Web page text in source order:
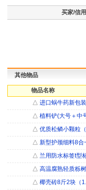
买家/信
其他物品
物品名称
△ 进口蜗牛药新包
△ 植料铲(大号＋中
△ 优质松鳞小颗粒
△ 新型护颈细料8
△ 兰用防水标签t型
△ 高温腐熟轻质栎
△ 椰壳砖8斤2块（